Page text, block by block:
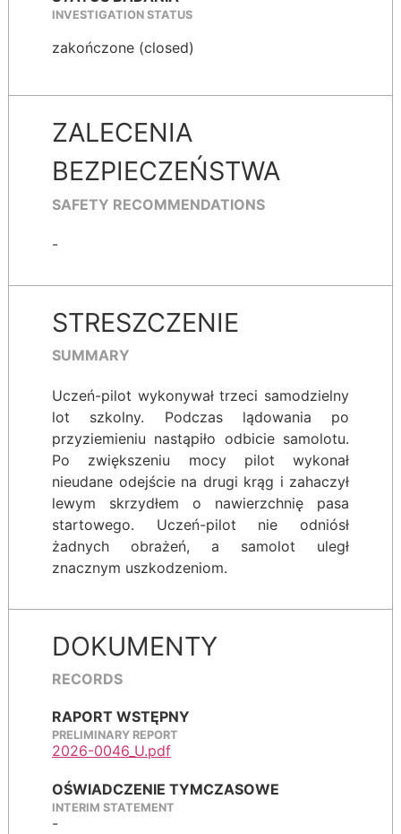
INVESTIGATION STATUS
zakończone (closed)
ZALECENIA
BEZPIECZEŃSTWA
SAFETY RECOMMENDATIONS
-
STRESZCZENIE
SUMMARY
Uczeń-pilot wykonywał trzeci samodzielny
lot szkolny. Podczas lądowania po
przyziemieniu nastąpiło odbicie samolotu.
Po zwiększeniu mocy pilot wykonał
nieudane odejście na drugi krąg i zahaczył
lewym skrzydłem o nawierzchnię pasa
startowego. Uczeń-pilot nie odniósł
żadnych obrażeń, a samolot uległ
znacznym uszkodzeniom.
DOKUMENTY
RECORDS
RAPORT WSTĘPNY
PRELIMINARY REPORT
2026-0046_U.pdf
OŚWIADCZENIE TYMCZASOWE
INTERIM STATEMENT
-